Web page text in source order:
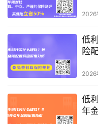
2026
低
险
2026
低
年